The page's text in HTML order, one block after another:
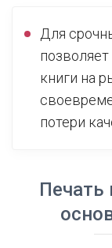
Для
книги на
потери